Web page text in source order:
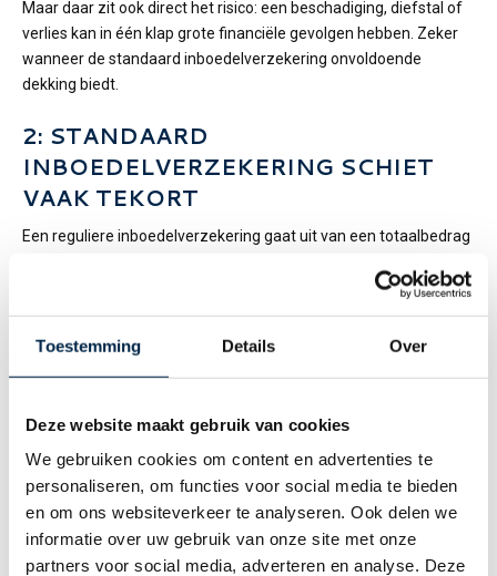
Toestemming Details Over
Deze website maakt gebruik van cookies
We gebruiken cookies om content en advertenties te
personaliseren, om functies voor social media te bieden
en om ons websiteverkeer te analyseren. Ook delen we
informatie over uw gebruik van onze site met onze
partners voor social media, adverteren en analyse. Deze
Maar daar zit ook direct het risico: een beschadiging, diefstal of
verlies kan in één klap grote financiële gevolgen hebben. Zeker
wanneer de standaard inboedelverzekering onvoldoende
dekking biedt.
2: STANDAARD
INBOEDELVERZEKERING SCHIET
VAAK TEKORT
Een reguliere inboedelverzekering gaat uit van een totaalbedrag
designertassen worden daarin vaak niet specifiek opgenomen,
laat staan voor de werkelijke marktwaarde. Bovendien geldt er
buitenshuis vaak een lagere of zelfs geen dekking. Voor wie een
Bekende merken en modellen die veel voorkomen:
HermèsBirkin en Kelly
Chanel Classic Flap Bag
Neverfull en Capucines